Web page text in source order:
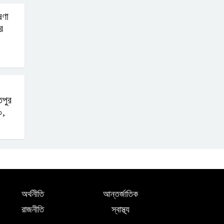
অর্থনীতি
আন্তর্জাতিক
রাজনীতি
স্বাস্থ্য